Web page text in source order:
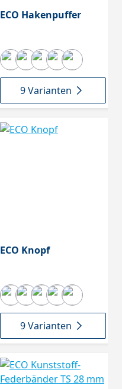
ECO Hakenpuffer
9 Varianten
ECO Knopf
9 Varianten